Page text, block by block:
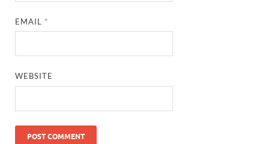
EMAIL *
WEBSITE